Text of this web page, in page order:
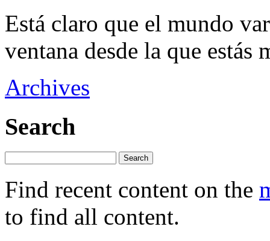
Está claro que el mundo
ventana desde la que estás
Archives
Search
Find recent content on the
to find all content.